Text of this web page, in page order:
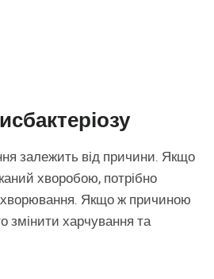
залежить від причини. Якщо
хворобою, потрібно
Якщо ж причиною
змінити харчування та